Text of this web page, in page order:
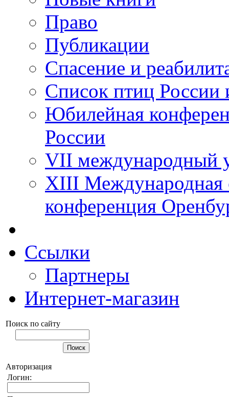
Право
Публикации
Спасение и
Список птиц России
Юбилейная
России
VII международный
XIII Международная
конференция
Ссылки
Партнеры
Интернет-магазин
Поиск по сайту
Авторизация
Логин: